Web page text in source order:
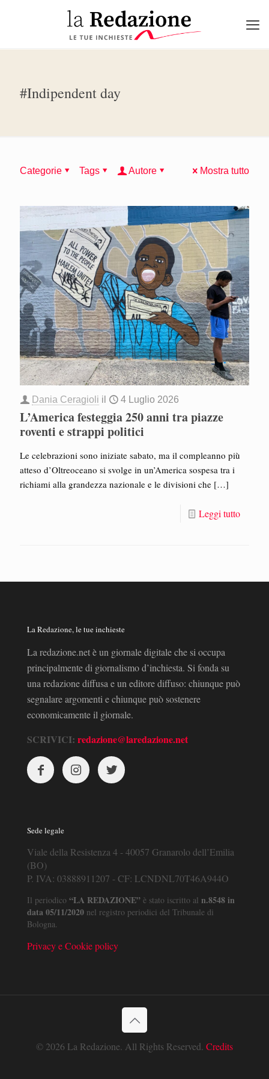
#Indipendent day
Categorie Tags Autore Mostra tutto
Dania Ceragioli il 4 Luglio 2026
L’America festeggia 250 anni tra piazze
roventi e strappi politici
Le celebrazioni sono iniziate sabato, ma il compleanno più
atteso d’Oltreoceano si svolge in un’America sospesa tra i
richiami alla grandezza nazionale e le divisioni che […]
Leggi tutto
La Redazione, le tue inchieste
La redazione.net è un giornale digitale che si occupa
principalmente di giornalismo d’inchiesta. Si fonda su
una redazione diffusa e un editore diffuso: chiunque può
segnalare argomenti e chiunque può sostenere
economicamente il giornale.
SCRIVICI: redazione@laredazione.net
Sede legale
Viale della Resistenza 4 - 40057 Granarolo dell’Emilia
(BO)
P. IVA: 03888911207 - CF: LCNDNL70T46A944O
Il periodico “LA REDAZIONE” è stato iscritto al n.8548 in
data 05/11/2020 nel registro periodici del Tribunale di
Bologna.
Privacy e Cookie policy
© 2026 La Redazione. All Rights Reserved. Credits